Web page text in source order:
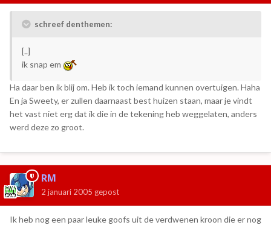
schreef denthemen:
[..]
ik snap em
Ha daar ben ik blij om. Heb ik toch iemand kunnen overtuigen. Haha
En ja Sweety, er zullen daarnaast best huizen staan, maar je vindt
het vast niet erg dat ik die in de tekening heb weggelaten, anders
werd deze zo groot.
RM
2 januari 2005 gepost
Ik heb nog een paar leuke goofs uit de verdwenen kroon die er nog